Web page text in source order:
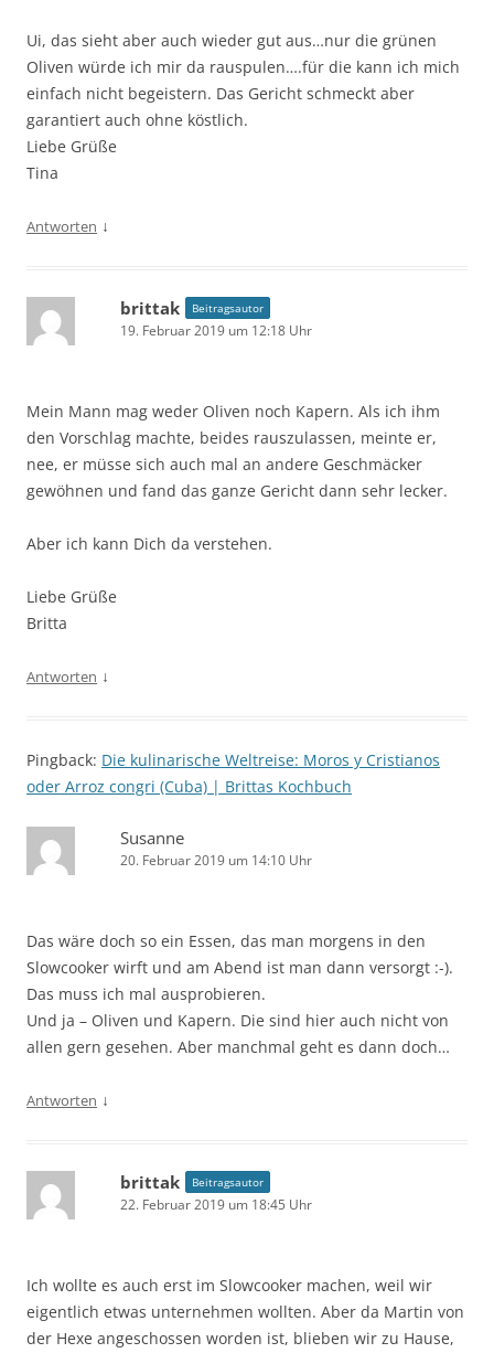
Ui, das sieht aber auch wieder gut aus…nur die grünen
Oliven würde ich mir da rauspulen….für die kann ich mich
einfach nicht begeistern. Das Gericht schmeckt aber
garantiert auch ohne köstlich.
Liebe Grüße
Tina
Antworten ↓
brittak Beitragsautor
19. Februar 2019 um 12:18 Uhr
Mein Mann mag weder Oliven noch Kapern. Als ich ihm
den Vorschlag machte, beides rauszulassen, meinte er,
nee, er müsse sich auch mal an andere Geschmäcker
gewöhnen und fand das ganze Gericht dann sehr lecker.
Aber ich kann Dich da verstehen.
Liebe Grüße
Britta
Antworten ↓
Pingback: Die kulinarische Weltreise: Moros y Cristianos
oder Arroz congri (Cuba) | Brittas Kochbuch
Susanne
20. Februar 2019 um 14:10 Uhr
Das wäre doch so ein Essen, das man morgens in den
Slowcooker wirft und am Abend ist man dann versorgt :-).
Das muss ich mal ausprobieren.
Und ja – Oliven und Kapern. Die sind hier auch nicht von
allen gern gesehen. Aber manchmal geht es dann doch…
Antworten ↓
brittak Beitragsautor
22. Februar 2019 um 18:45 Uhr
Ich wollte es auch erst im Slowcooker machen, weil wir
eigentlich etwas unternehmen wollten. Aber da Martin von
der Hexe angeschossen worden ist, blieben wir zu Hause,